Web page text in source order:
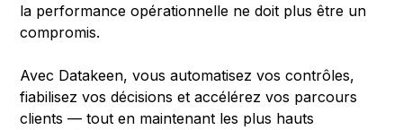
la performance opérationnelle ne doit plus être un
compromis.
Avec Datakeen, vous automatisez vos contrôles,
fiabilisez vos décisions et accélérez vos parcours
clients — tout en maintenant les plus hauts